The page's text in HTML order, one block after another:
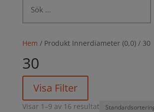
efter:
Hem / Produkt Innerdiameter (0,0) / 30
30
Visa Filter
Visar 1–9 av 16 resultat